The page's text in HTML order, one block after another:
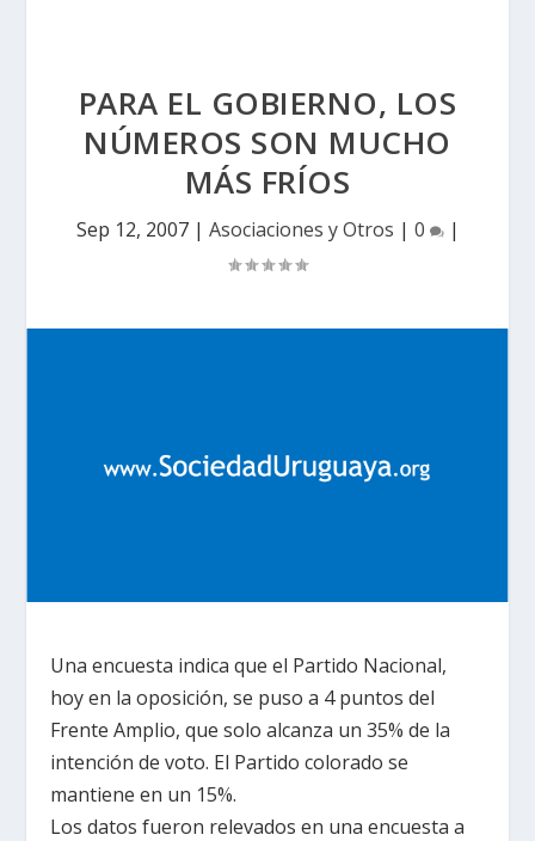
PARA EL GOBIERNO, LOS
NÚMEROS SON MUCHO
MÁS FRÍOS
Sep 12, 2007| Asociaciones y Otros | 0 |
Una encuesta indica que el Partido Nacional,
hoy en la oposición, se puso a 4 puntos del
Frente Amplio, que solo alcanza un 35% de la
intención de voto. El Partido colorado se
mantiene en un 15%.
Los datos fueron relevados en una encuesta a